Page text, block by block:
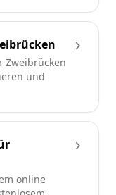
Zweibrücken
und
online